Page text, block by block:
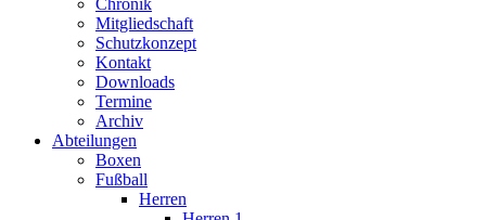
Chronik
Mitgliedschaft
Schutzkonzept
Kontakt
Downloads
Termine
Archiv
Abteilungen
Boxen
Fußball
Herren